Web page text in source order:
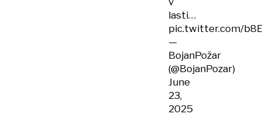
lasti…
pic.twitter.com/
—
BojanPožar
(@BojanPozar)
June
23,
2025